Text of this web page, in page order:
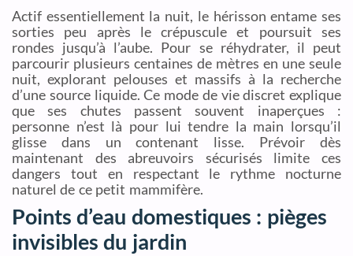
Actif essentiellement la nuit, le hérisson entame ses
sorties peu après le crépuscule et poursuit ses
rondes jusqu’à l’aube. Pour se réhydrater, il peut
parcourir plusieurs centaines de mètres en une seule
nuit, explorant pelouses et massifs à la recherche
d’une source liquide. Ce mode de vie discret explique
que ses chutes passent souvent inaperçues :
personne n’est là pour lui tendre la main lorsqu’il
glisse dans un contenant lisse. Prévoir dès
maintenant des abreuvoirs sécurisés limite ces
dangers tout en respectant le rythme nocturne
naturel de ce petit mammifère.
Points d’eau domestiques : pièges
invisibles du jardin